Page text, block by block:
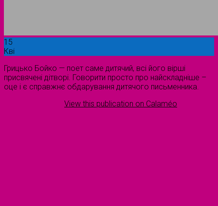
15
Кві
Грицько Бойко — поет саме дитячий, всі його вірші
присвячені дітворі. Говорити просто про найскладніше –
оце і є справжнє обдарування дитячого письменника.
View this publication on Calaméo